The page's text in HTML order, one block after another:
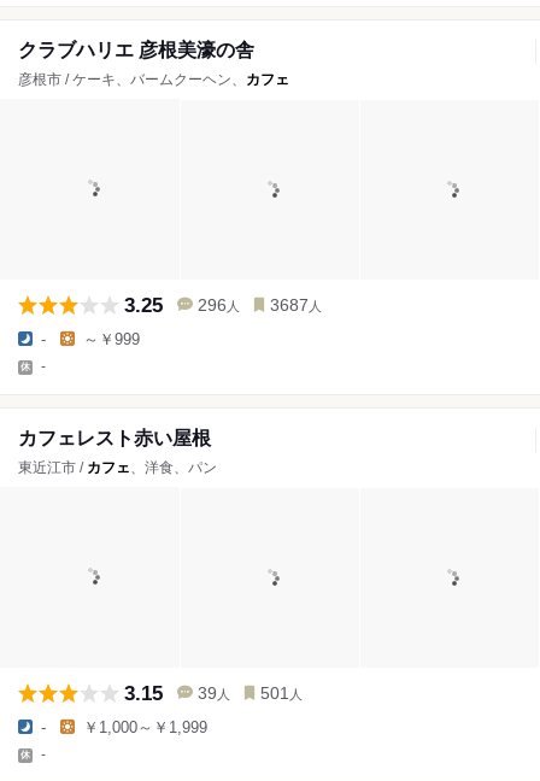
クラブハリエ 彦根美濠の舎
彦根市 / ケーキ、バームクーヘン、 カフェ
3.25 296 人 3687 人
- ～￥999
-
カフェレスト赤い屋根
東近江市 / カフェ、洋食、パン
3.15 39 人 501 人
- ￥1,000～￥1,999
-